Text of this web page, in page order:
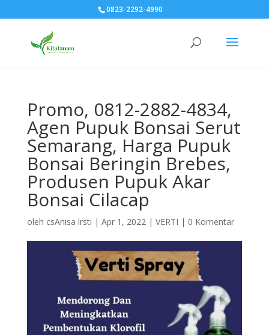
0823-2292-4990
Promo, 0812-2882-4834,
Agen Pupuk Bonsai Serut
Semarang, Harga Pupuk
Bonsai Beringin Brebes,
Produsen Pupuk Akar
Bonsai Cilacap
oleh csAnisa lrsti | Apr 1, 2022| VERTI | 0 Komentar